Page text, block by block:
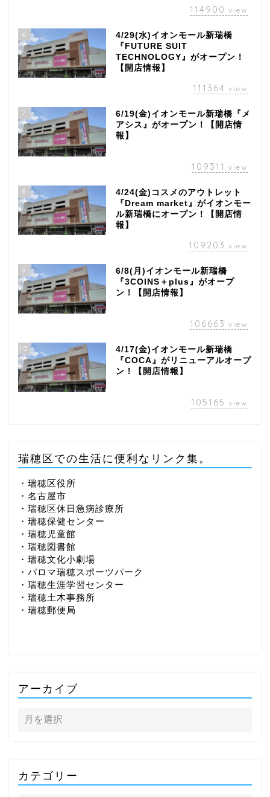
114900 view
6
4/29(水)イオンモール新瑞橋
『FUTURE SUIT
TECHNOLOGY』がオープン！
【開店情報】
111364 view
7
6/19(金)イオンモール新瑞橋『メ
アシス』がオープン！【開店情
報】
109311 view
8
4/24(金)コスメのアウトレット
『Dream market』がイオンモー
ル新瑞橋にオープン！【開店情
報】
109203 view
9
6/8(月)イオンモール新瑞橋
『3COINS＋plus』がオープ
ン！【開店情報】
106663 view
10
4/17(金)イオンモール新瑞橋
『COCA』がリニューアルオープ
ン！【開店情報】
105165 view
瑞穂区での生活に便利なリンク集。
・瑞穂区役所
・名古屋市
・瑞穂区休日急病診療所
・瑞穂保健センター
・瑞穂児童館
・瑞穂図書館
・瑞穂文化小劇場
・パロマ瑞穂スポーツパーク
・瑞穂生涯学習センター
・瑞穂土木事務所
・瑞穂郵便局
アーカイブ
カテゴリー